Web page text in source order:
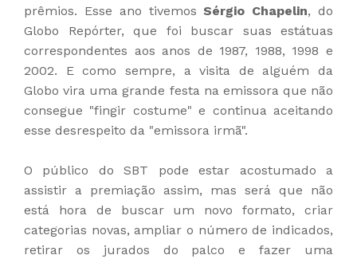
prêmios. Esse ano tivemosSérgio Chapelin, do
Globo Repórter, que foi buscar suas estátuas
correspondentes aos anos de 1987, 1988, 1998 e
2002. E como sempre, a visita de alguém da
Globo vira uma grande festa na emissora que não
consegue "fingir costume" e continua aceitando
esse desrespeito da "emissora irmã".
O público do SBT pode estar acostumado a
assistir a premiação assim, mas será que não
está hora de buscar um novo formato, criar
categorias novas, ampliar o número de indicados,
retirar os jurados do palco e fazer uma